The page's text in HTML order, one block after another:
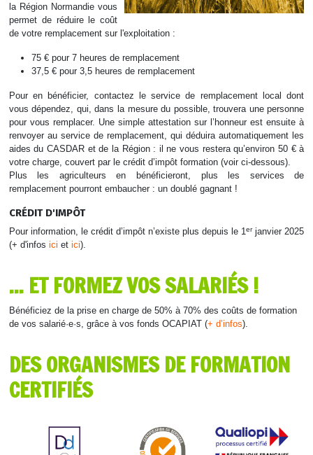
la Région Normandie vous
permet de réduire le coût
de votre remplacement sur l'exploitation :
75 € pour 7 heures de remplacement
37,5 € pour 3,5 heures de remplacement
Pour en bénéficier, contactez le service de remplacement local dont
vous dépendez, qui, dans la mesure du possible, trouvera une personne
pour vous remplacer. Une simple attestation sur l’honneur est ensuite à
renvoyer au service de remplacement, qui déduira automatiquement les
aides du CASDAR et de la Région : il ne vous restera qu’environ 50 € à
votre charge, couvert par le crédit d’impôt formation (voir ci-dessous).
Plus les agriculteurs en bénéficieront, plus les services de
remplacement pourront embaucher : un doublé gagnant !
CRÉDIT D'IMPÔT
Pour information, le crédit d’impôt n’existe plus depuis le 1erjanvier 2025
(+ d'infos ici et ici).
... ET FORMEZ VOS SALARIÉS !
Bénéficiez de la prise en charge de 50% à 70% des coûts de formation
de vos salarié·e·s, grâce à vos fonds OCAPIAT (+ d’infos‍‍).
DES ORGANISMES DE FORMATION
CERTIFIÉS